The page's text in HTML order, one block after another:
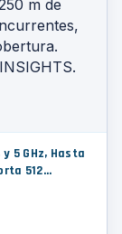
5 GHz, Hasta
512
Gran